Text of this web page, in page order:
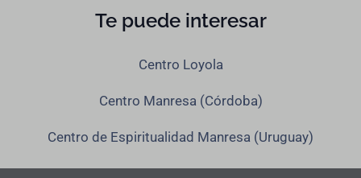
Te puede interesar
Centro Loyola
Centro Manresa (Córdoba)
Centro de Espiritualidad Manresa (Uruguay)